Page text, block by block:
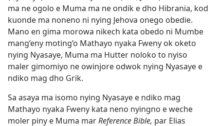
ma ne ogolo e Muma ma ne ondik e dho Hibrania, kod
kuonde ma noneno ni nying Jehova onego obedie.
Mano en gima morowa nikech kata obedo ni Mumbe
mang’eny moting’o Mathayo nyaka Fweny ok oketo
nying Nyasaye, Muma ma Hutter noloko to nyiso
maler gimomiyo ne owinjore odwok nying Nyasaye e
ndiko mag dho Grik.
Sa asaya ma isomo nying Nyasaye e ndiko mag
Mathayo nyaka Fweny kata neno nyingno e weche
moler piny e Muma marReference Bible, par Elias